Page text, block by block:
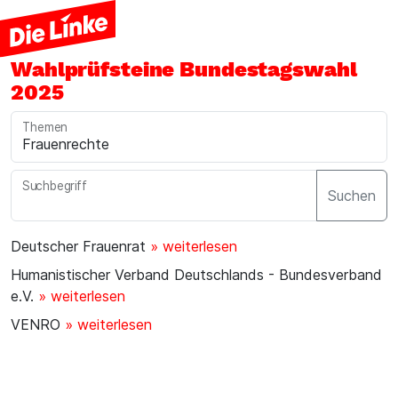
Wahlprüfsteine Bundestagswahl
2025
Themen
Suchbegriff
Suchen
Deutscher Frauenrat » weiterlesen
Humanistischer Verband Deutschlands - Bundesverband
e.V. » weiterlesen
VENRO » weiterlesen